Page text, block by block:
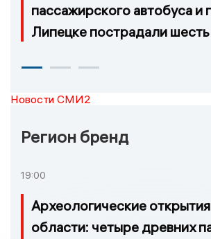
пассажирского автобуса и
Липецке пострадали
Новости СМИ2
Регион бренд
19:00
Археологические
области: четыре древних